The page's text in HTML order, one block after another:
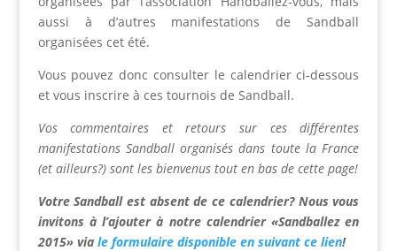
aussi à d’autres manifestations de Sandball
organisées cet été.
Vous pouvez donc consulter le calendrier ci-dessous
et vous inscrire à ces tournois de Sandball.
Vos commentaires et retours sur ces différentes
manifestations Sandball organisés dans toute la France
(et ailleurs?) sont les bienvenus tout en bas de cette page!
Votre Sandball est absent de ce calendrier? Nous vous
invitons à l’ajouter à notre calendrier «Sandballez en
2015» via le formulaire disponible en suivant ce lien!